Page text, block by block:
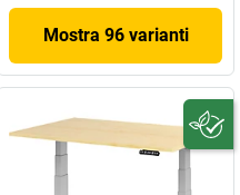
Mostra 96 varianti